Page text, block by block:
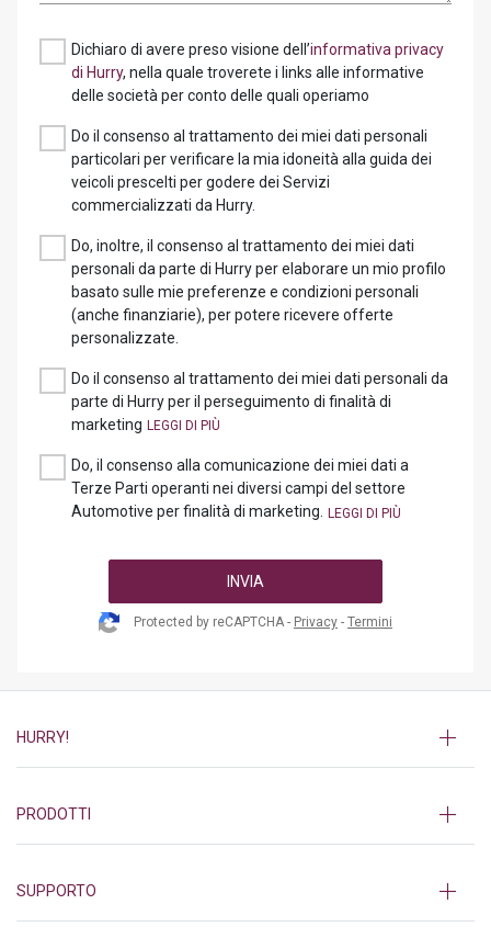
Dichiaro di avere preso visione dell’informativa privacy
di Hurry, nella quale troverete i links alle informative
delle società per conto delle quali operiamo
Do il consenso al trattamento dei miei dati personali
particolari per verificare la mia idoneità alla guida dei
veicoli prescelti per godere dei Servizi
commercializzati da Hurry.
Do, inoltre, il consenso al trattamento dei miei dati
personali da parte di Hurry per elaborare un mio profilo
basato sulle mie preferenze e condizioni personali
(anche finanziarie), per potere ricevere offerte
personalizzate.
Do il consenso al trattamento dei miei dati personali da
parte di Hurry per il perseguimento di finalità di
marketing
Do, il consenso alla comunicazione dei miei dati a
Terze Parti operanti nei diversi campi del settore
Automotive per finalità di marketing.
INVIA
Protected by reCAPTCHA - Privacy - Termini
HURRY!
PRODOTTI
SUPPORTO